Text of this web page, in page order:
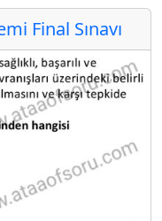
Final Sınavı